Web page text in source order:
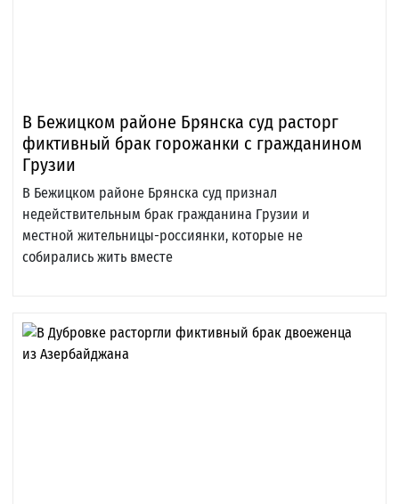
В Бежицком районе Брянска суд расторг
фиктивный брак горожанки с гражданином
Грузии
В Бежицком районе Брянска суд признал
недействительным брак гражданина Грузии и
местной жительницы-россиянки, которые не
собирались жить вместе